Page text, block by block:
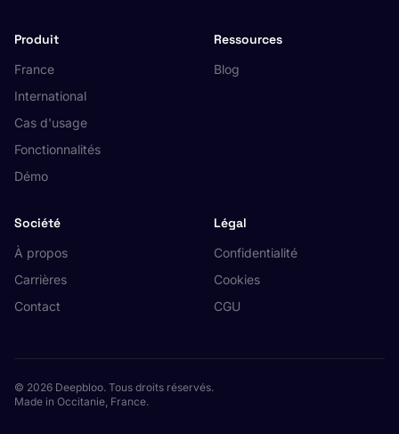
Produit
France
International
Cas d'usage
Fonctionnalités
Démo
Ressources
Blog
Société
À propos
Carrières
Contact
Légal
Confidentialité
Cookies
CGU
© 2026 Deepbloo. Tous droits réservés.
Made in Occitanie, France.